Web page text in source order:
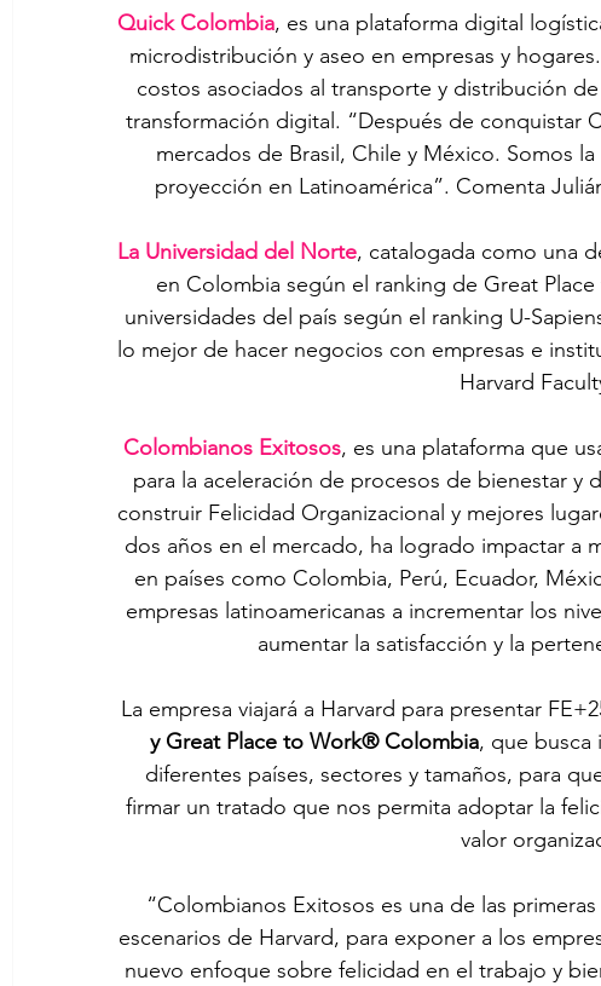
Quick Colombia, es una plataforma digital
microdistribución y aseo en empresas y
costos asociados al transporte y distribución
transformación digital. “Después de conquistar
mercados de Brasil, Chile y México. Somos
proyección en Latinoamérica”. Comenta
La Universidad del Norte, catalogada como una
en Colombia según el ranking de Great
universidades del país según el ranking U-
lo mejor de hacer negocios con empresas e
Harvard
Colombianos Exitosos, es una plataforma que
para la aceleración de procesos de bienestar y
construir Felicidad Organizacional y mejores
dos años en el mercado, ha logrado impactar a
en países como Colombia, Perú, Ecuador,
empresas latinoamericanas a incrementar los
aumentar la satisfacción y la
La empresa viajará a Harvard para presentar
y Great Place to Work® Colombia, que busca
diferentes países, sectores y tamaños, para
firmar un tratado que nos permita adoptar la
valor
“Colombianos Exitosos es una de las
escenarios de Harvard, para exponer a los
nuevo enfoque sobre felicidad en el trabajo y